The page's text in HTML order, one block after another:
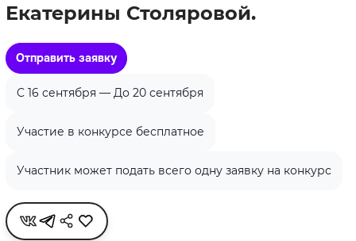
Екатерины Столяровой.
Отправить заявку
C 16 сентября — До 20 сентября
Участие в конкурсе бесплатное
Участник может подать всего одну заявку на конкурс